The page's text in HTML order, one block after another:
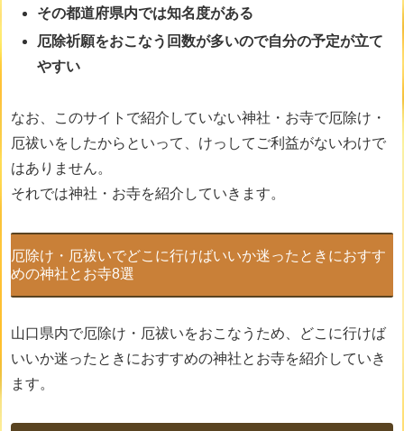
その都道府県内では知名度がある
厄除祈願をおこなう回数が多いので自分の予定が立て
やすい
なお、このサイトで紹介していない神社・お寺で厄除け・
厄祓いをしたからといって、けっしてご利益がないわけで
はありません。
それでは神社・お寺を紹介していきます。
厄除け・厄祓いでどこに行けばいいか迷ったときにおすす
めの神社とお寺8選
山口県内で厄除け・厄祓いをおこなうため、どこに行けば
いいか迷ったときにおすすめの神社とお寺を紹介していき
ます。